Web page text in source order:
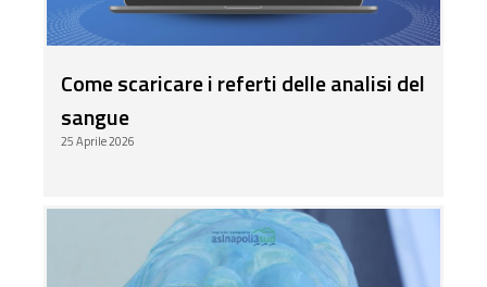
Come scaricare i referti delle analisi del
sangue
25 Aprile 2026